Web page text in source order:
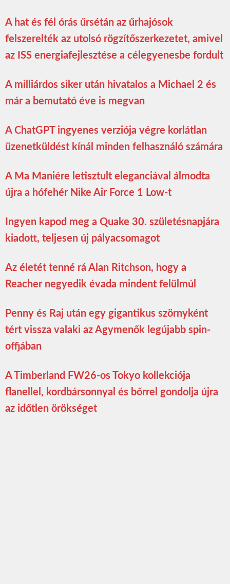
A hat és fél órás űrsétán az űrhajósok
felszerelték az utolsó rögzítőszerkezetet, amivel
az ISS energiafejlesztése a célegyenesbe fordult
A milliárdos siker után hivatalos a Michael 2 és
már a bemutató éve is megvan
A ChatGPT ingyenes verziója végre korlátlan
üzenetküldést kínál minden felhasználó számára
A Ma Maniére letisztult eleganciával álmodta
újra a hófehér Nike Air Force 1 Low-t
Ingyen kapod meg a Quake 30. születésnapjára
kiadott, teljesen új pályacsomagot
Az életét tenné rá Alan Ritchson, hogy a
Reacher negyedik évada mindent felülmúl
Penny és Raj után egy gigantikus szörnyként
tért vissza valaki az Agymenők legújabb spin-
offjában
A Timberland FW26-os Tokyo kollekciója
flanellel, kordbársonnyal és bőrrel gondolja újra
az időtlen örökséget